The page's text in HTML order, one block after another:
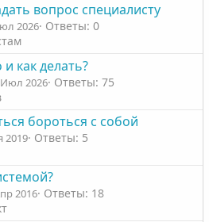
вопрос специалисту
2026 Ответы: 0
как делать?
2026 Ответы: 75
бороться с собой
2019 Ответы: 5
2016 Ответы: 18